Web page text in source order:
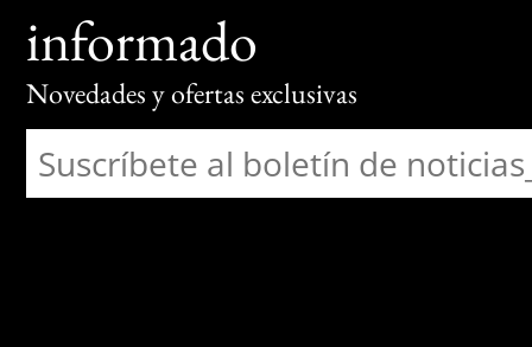
informado
Novedades y ofertas exclusivas